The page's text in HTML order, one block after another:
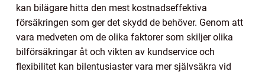
kan bilägare hitta den mest kostnadseffektiva
försäkringen som ger det skydd de behöver. Genom att
vara medveten om de olika faktorer som skiljer olika
bilförsäkringar åt och vikten av kundservice och
flexibilitet kan bilentusiaster vara mer självsäkra vid